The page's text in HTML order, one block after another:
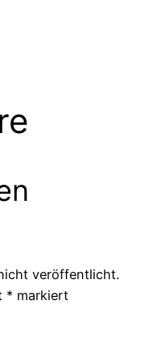
veröffentlicht.
* markiert